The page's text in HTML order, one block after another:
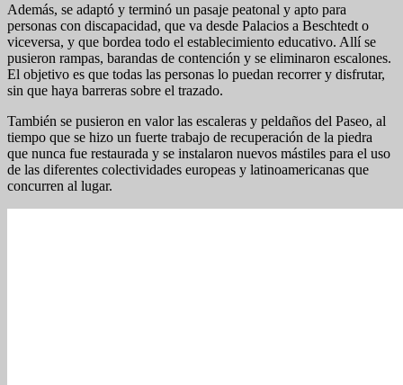
Además, se adaptó y terminó un pasaje peatonal y apto para
personas con discapacidad, que va desde Palacios a Beschtedt o
viceversa, y que bordea todo el establecimiento educativo. Allí se
pusieron rampas, barandas de contención y se eliminaron escalones.
El objetivo es que todas las personas lo puedan recorrer y disfrutar,
sin que haya barreras sobre el trazado.
También se pusieron en valor las escaleras y peldaños del Paseo, al
tiempo que se hizo un fuerte trabajo de recuperación de la piedra
que nunca fue restaurada y se instalaron nuevos mástiles para el uso
de las diferentes colectividades europeas y latinoamericanas que
concurren al lugar.